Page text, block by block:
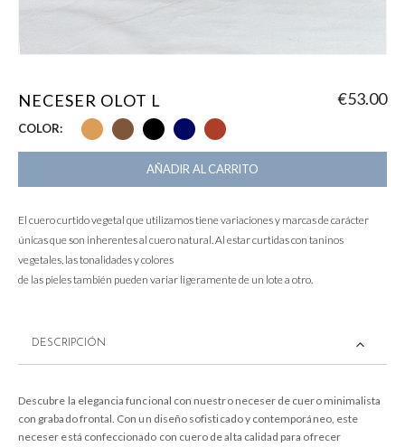
NECESER OLOT L €53.00
COLOR
AÑADIR AL CARRITO
El cuero curtido vegetal que utilizamos tiene variaciones y marcas de carácter
únicas que son inherentes al cuero natural. Al estar curtidas con taninos
vegetales, las tonalidades y colores
de las pieles también pueden variar ligeramente de un lote a otro.
DESCRIPCIÓN
Descubre la elegancia funcional con nuestro neceser de cuero minimalista
con grabado frontal. Con un diseño sofisticado y contemporáneo, este
neceser está confeccionado con cuero de alta calidad para ofrecer